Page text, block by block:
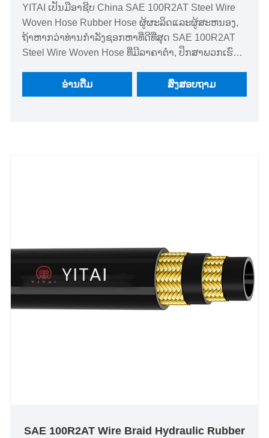
YITAI ເປັນມືອາຊີບ China SAE 100R2AT Steel Wire
Woven Hose Rubber Hose ຜູ້ຜະລິດແລະຜູ້ສະຫນອງ,
ຖ້າຫາກວ່າທ່ານກໍາລັງຊອກຫາທີ່ດີທີ່ສຸດ SAE 100R2AT
Steel Wire Woven Hose ທີ່ມີລາຄາຕ່ໍາ, ປຶກສາພວກເຮົາ
ຫຼາຍປີ. ຜະລິດຕະພັນຂອງພວກເຮົາມີປະໂຫຍດດ້ານລາຄາ
ທີ່ດີແລະກວມເອົາສ່ວນໃຫຍ່ຂອງຕະຫຼາດໂລກ. ພວກເຮົາ
ອ່ານ​ຕື່ມ ສົ່ງສອບຖາມ
SAE 100R2AT Wire Braid Hydraulic Rubber